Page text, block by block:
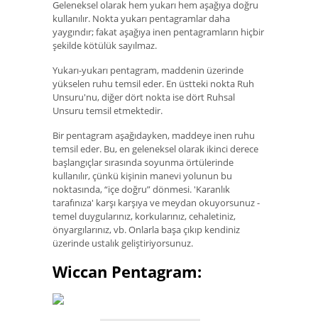
Geleneksel olarak hem yukarı hem aşağıya doğru
kullanılır. Nokta yukarı pentagramlar daha
yaygındır; fakat aşağıya inen pentagramların hiçbir
şekilde kötülük sayılmaz.
Yukarı-yukarı pentagram, maddenin üzerinde
yükselen ruhu temsil eder. En üstteki nokta Ruh
Unsuru'nu, diğer dört nokta ise dört Ruhsal
Unsuru temsil etmektedir.
Bir pentagram aşağıdayken, maddeye inen ruhu
temsil eder. Bu, en geleneksel olarak ikinci derece
başlangıçlar sırasında soyunma örtülerinde
kullanılır, çünkü kişinin manevi yolunun bu
noktasında, “içe doğru” dönmesi. 'Karanlık
tarafınıza' karşı karşıya ve meydan okuyorsunuz -
temel duygularınız, korkularınız, cehaletiniz,
önyargılarınız, vb. Onlarla başa çıkıp kendiniz
üzerinde ustalık geliştiriyorsunuz.
Wiccan Pentagram: